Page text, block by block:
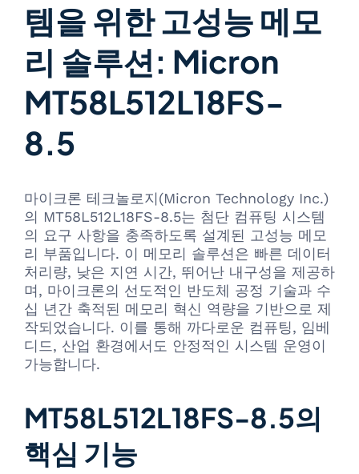
템을 위한 고성능 메모
리 솔루션: Micron
MT58L512L18FS-
8.5
마이크론 테크놀로지(Micron Technology Inc.)
의 MT58L512L18FS-8.5는 첨단 컴퓨팅 시스템
의 요구 사항을 충족하도록 설계된 고성능 메모
리 부품입니다. 이 메모리 솔루션은 빠른 데이터
처리량, 낮은 지연 시간, 뛰어난 내구성을 제공하
며, 마이크론의 선도적인 반도체 공정 기술과 수
십 년간 축적된 메모리 혁신 역량을 기반으로 제
작되었습니다. 이를 통해 까다로운 컴퓨팅, 임베
디드, 산업 환경에서도 안정적인 시스템 운영이
가능합니다.
MT58L512L18FS-8.5의
핵심 기능